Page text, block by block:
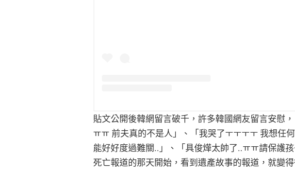
貼文公開後韓網留言破千，許多韓國網友留言安慰
ㅠㅠ 前夫真的不是人」、「我哭了ㅜㅜㅜㅜ 我想任
能好好度過難關..」、「具俊燁太帥了..ㅠㅠ請保護
死亡報道的那天開始，看到遺產故事的報道，就變